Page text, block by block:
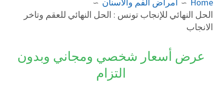
الحل النهائي للإنجاب تونس : الحل النهائي للعقم وتاخر
الانجاب
عرض أسعار شخصي ومجاني وبدون
التزام